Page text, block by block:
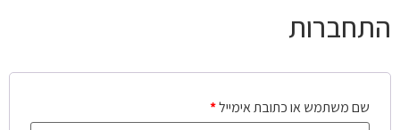
התחברות
שם משתמש או כתובת אימייל*